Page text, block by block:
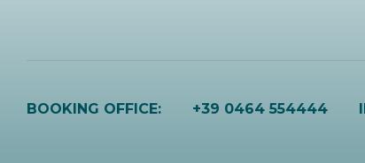
BOOKING OFFICE: +39 0464 554444